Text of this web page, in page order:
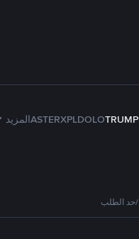
TRUMP
DOLO
XPL
ASTERالمزيد
حد الطلب